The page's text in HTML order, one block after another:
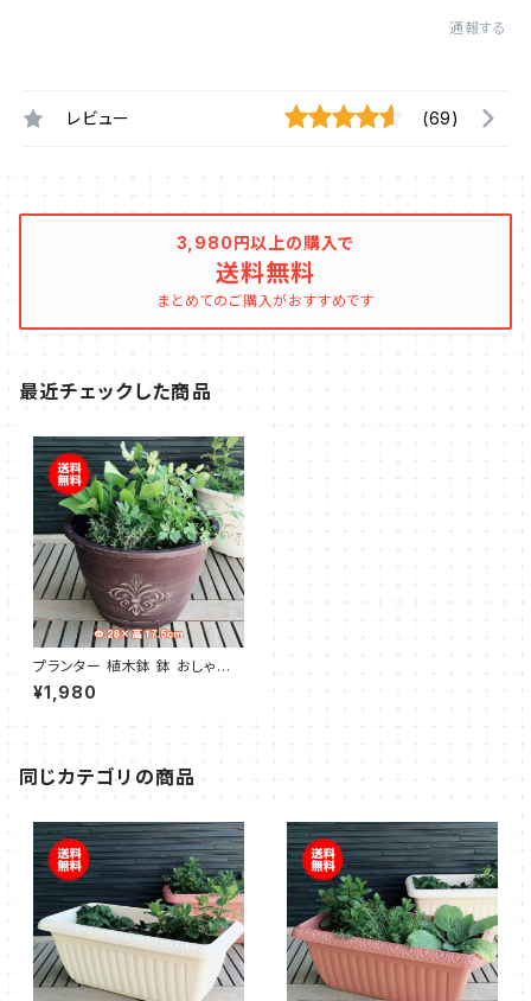
通報する
レビュー (69)
3,980円以上の購入で
送料無料
まとめてのご購入がおすすめです
最近チェックした商品
プランター 植木鉢 鉢 おしゃれ
（アンティークライトプラワンポ
イント 茶）
¥1,980
同じカテゴリの商品